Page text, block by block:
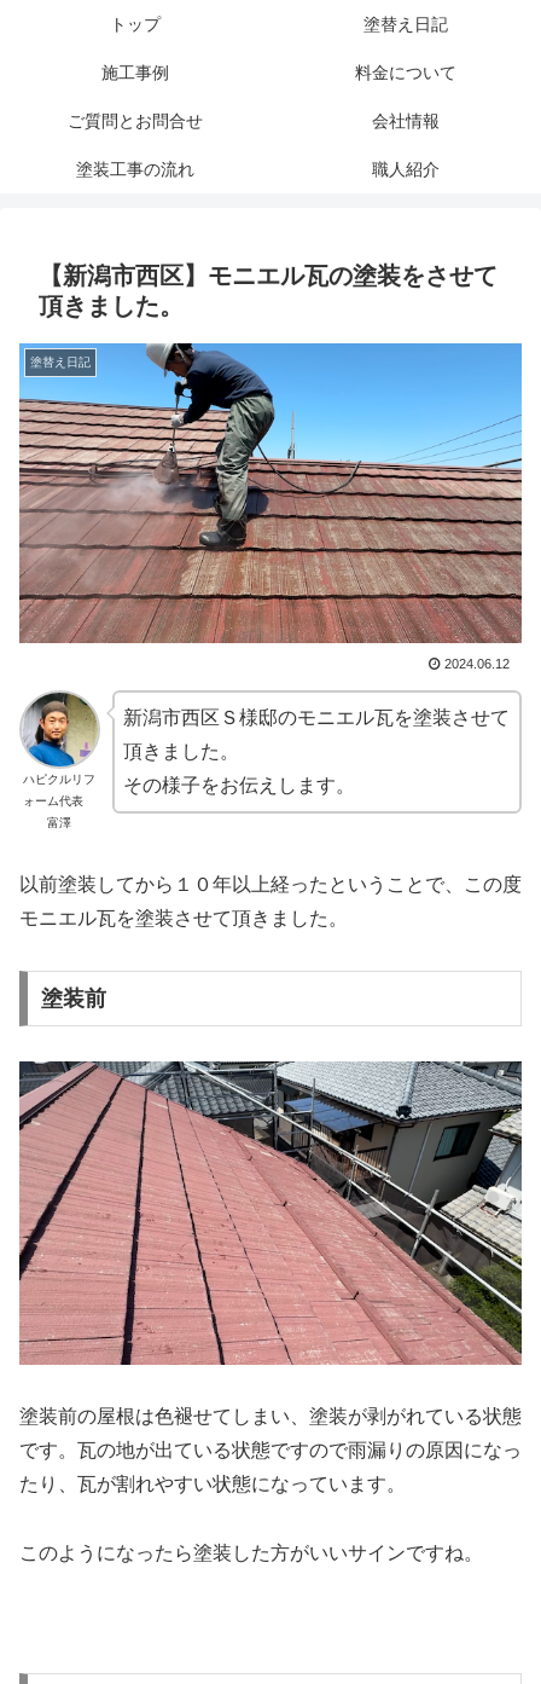
トップ 塗替え日記
施工事例 料金について
ご質問とお問合せ 会社情報
塗装工事の流れ 職人紹介
【新潟市西区】モニエル瓦の塗装をさせて
頂きました。
塗替え日記
2024.06.12
ハピクルリフ
ォーム代表
富澤
新潟市西区Ｓ様邸のモニエル瓦を塗装させて
頂きました。
その様子をお伝えします。
以前塗装してから１０年以上経ったということで、この度
モニエル瓦を塗装させて頂きました。
塗装前
塗装前の屋根は色褪せてしまい、塗装が剥がれている状態
です。瓦の地が出ている状態ですので雨漏りの原因になっ
たり、瓦が割れやすい状態になっています。
このようになったら塗装した方がいいサインですね。